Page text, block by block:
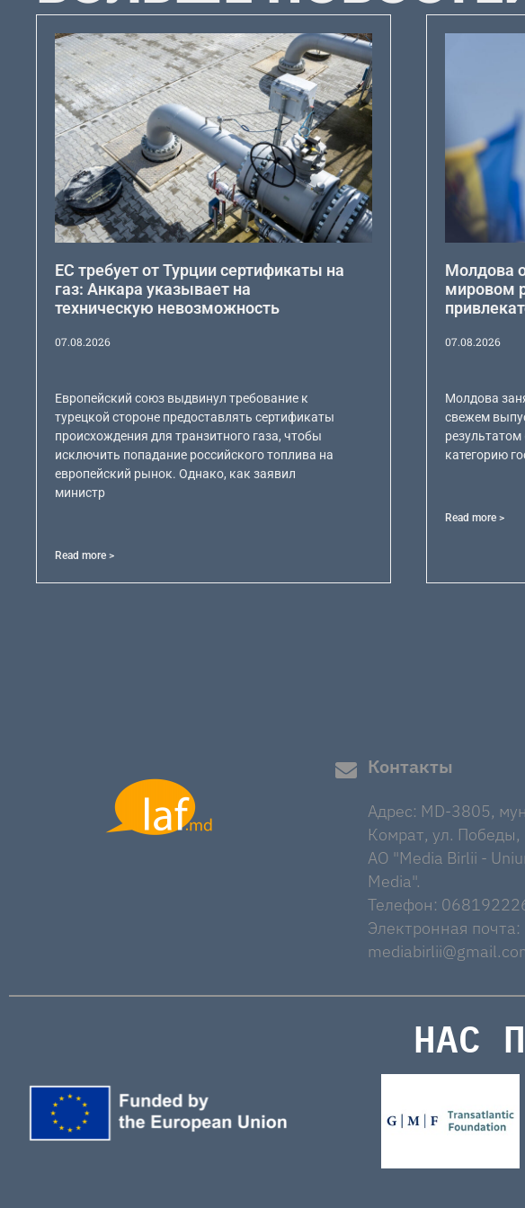
ЕС требует от Турции сертификаты на
газ: Анкара указывает на
техническую невозможность
07.08.2026
Европейский союз выдвинул требование к
турецкой стороне предоставлять сертификаты
происхождения для транзитного газа, чтобы
исключить попадание российского топлива на
европейский рынок. Однако, как заявил
министр
Read more >
Молдова
мировом
07.08.2026
Молдова
свежем
категорию
Read more >
Контакты
Адрес: MD-3805,
Комрат, ул. Победы,
AO "Media Birlii -
Media".
Телефон:
Электронная почта:
НАС